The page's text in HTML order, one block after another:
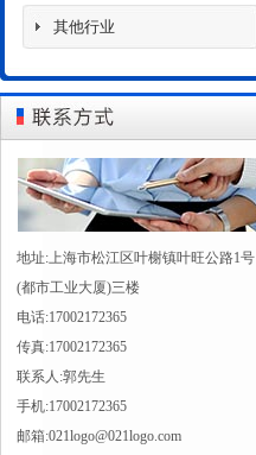
其他行业
地址:上海市松江区叶榭镇叶旺公路1号
(都市工业大厦)三楼
电话:17002172365
传真:17002172365
联系人:郭先生
手机:17002172365
邮箱:021logo@021logo.com